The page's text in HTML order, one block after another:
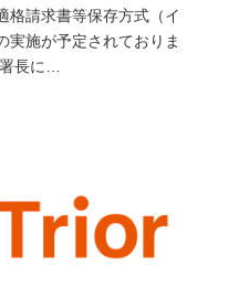
格請求書等保存方式（イ
実施が予定されておりま
長に…